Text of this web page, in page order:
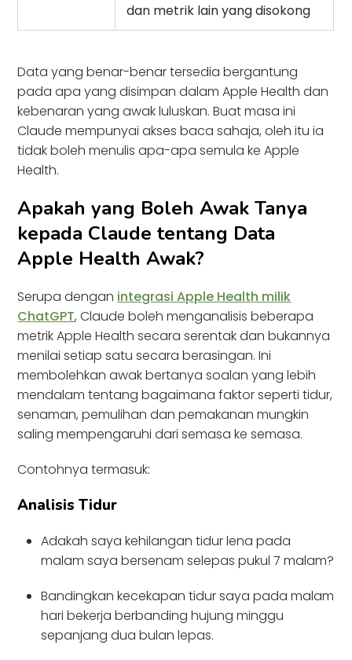
dan metrik lain yang disokong
Data yang benar-benar tersedia bergantung
pada apa yang disimpan dalam Apple Health dan
kebenaran yang awak luluskan. Buat masa ini
Claude mempunyai akses baca sahaja, oleh itu ia
tidak boleh menulis apa-apa semula ke Apple
Health.
Apakah yang Boleh Awak Tanya
kepada Claude tentang Data
Apple Health Awak?
Serupa dengan integrasi Apple Health milik
ChatGPT, Claude boleh menganalisis beberapa
metrik Apple Health secara serentak dan bukannya
menilai setiap satu secara berasingan. Ini
membolehkan awak bertanya soalan yang lebih
mendalam tentang bagaimana faktor seperti tidur,
senaman, pemulihan dan pemakanan mungkin
saling mempengaruhi dari semasa ke semasa.
Contohnya termasuk:
Analisis Tidur
Adakah saya kehilangan tidur lena pada
malam saya bersenam selepas pukul 7 malam?
Bandingkan kecekapan tidur saya pada malam
hari bekerja berbanding hujung minggu
sepanjang dua bulan lepas.